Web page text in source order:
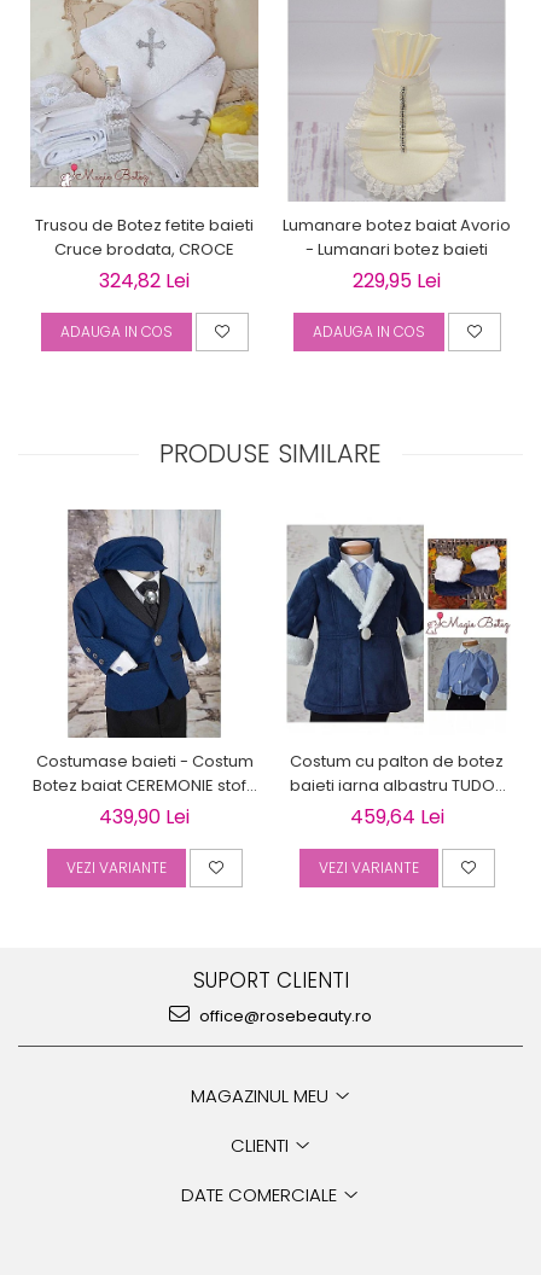
Trusou de Botez fetite baieti
Cruce brodata, CROCE
324,82 Lei
ADAUGA IN COS
Lumanare botez baiat Avorio
- Lumanari botez baieti
229,95 Lei
ADAUGA IN COS
PRODUSE SIMILARE
Costumase baieti - Costum
Botez baiat CEREMONIE stofa
albastra, 6 piese
439,90 Lei
VEZI VARIANTE
Costum cu palton de botez
baieti iarna albastru TUDOR
cu cojocel 4 piese
459,64 Lei
VEZI VARIANTE
SUPORT CLIENTI
office@rosebeauty.ro
MAGAZINUL MEU
CLIENTI
DATE COMERCIALE